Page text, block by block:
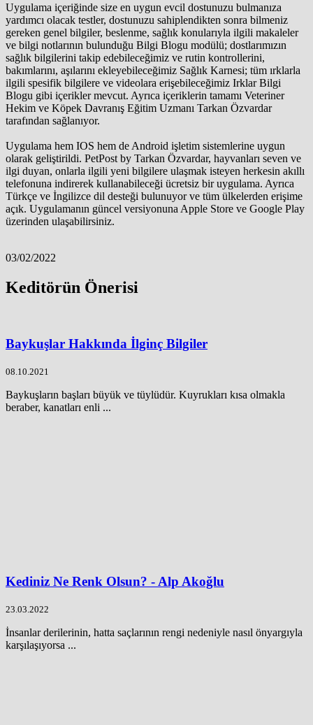
Uygulama içeriğinde size en uygun evcil dostunuzu bulmanıza
yardımcı olacak testler, dostunuzu sahiplendikten sonra bilmeniz
gereken genel bilgiler, beslenme, sağlık konularıyla ilgili makaleler
ve bilgi notlarının bulunduğu Bilgi Blogu modülü; dostlarımızın
sağlık bilgilerini takip edebileceğimiz ve rutin kontrollerini,
bakımlarını, aşılarını ekleyebileceğimiz Sağlık Karnesi; tüm ırklarla
ilgili spesifik bilgilere ve videolara erişebileceğimiz Irklar Bilgi
Blogu gibi içerikler mevcut. Ayrıca içeriklerin tamamı Veteriner
Hekim ve Köpek Davranış Eğitim Uzmanı Tarkan Özvardar
tarafından sağlanıyor.
Uygulama hem IOS hem de Android işletim sistemlerine uygun
olarak geliştirildi. PetPost by Tarkan Özvardar, hayvanları seven ve
ilgi duyan, onlarla ilgili yeni bilgilere ulaşmak isteyen herkesin akıllı
telefonuna indirerek kullanabileceği ücretsiz bir uygulama. Ayrıca
Türkçe ve İngilizce dil desteği bulunuyor ve tüm ülkelerden erişime
açık. Uygulamanın güncel versiyonuna Apple Store ve Google Play
üzerinden ulaşabilirsiniz.
03/02/2022
Keditörün Önerisi
Baykuşlar Hakkında İlginç Bilgiler
08.10.2021
Baykuşların başları büyük ve tüylüdür. Kuyrukları kısa olmakla
beraber, kanatları enli ...
Kediniz Ne Renk Olsun? - Alp Akoğlu
23.03.2022
İnsanlar derilerinin, hatta saçlarının rengi nedeniyle nasıl önyargıyla
karşılaşıyorsa ...